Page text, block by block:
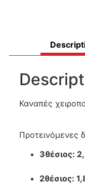
Καναπές
Προτεινόμενες
2θέσιος: